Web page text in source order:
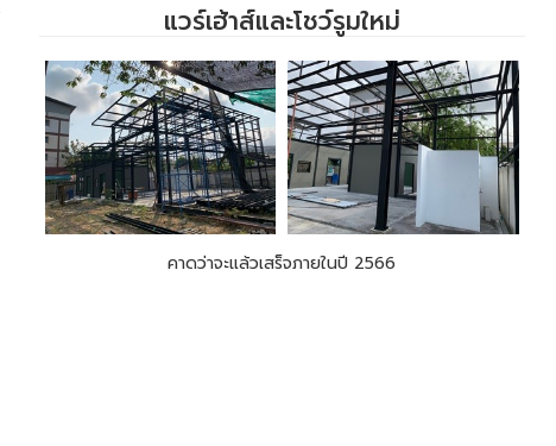
แวร์เฮ้าส์และโชว์รูมใหม่
คาดว่าจะแล้วเสร็จภายในปี 2566